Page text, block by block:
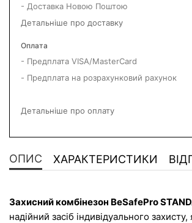
- Доставка Новою Поштою
Детальніше про доставку
Оплата
- Предплата VISA/MasterCard
- Предплата на розрахунковий рахунок
Детальніше про оплату
ОПИС ХАРАКТЕРИСТИКИ
Захисний комбінезон BeSafePro
надійний засіб індивідуального захисту,